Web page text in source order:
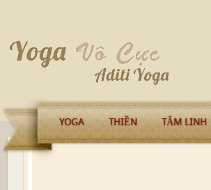
YOGA THIỀN TÂM LINH